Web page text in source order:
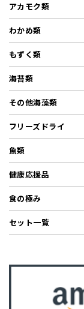
アカモク類
わかめ類
もずく類
海苔類
その他海藻類
フリーズドライ
魚類
健康応援品
食の極み
セット一覧